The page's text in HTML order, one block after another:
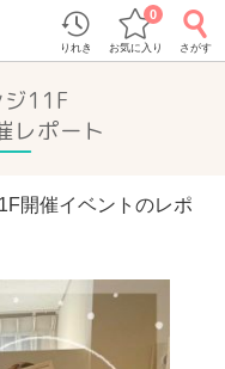
りれき お気に入り
0
さがす
11F
レポート
開催イベントのレポ